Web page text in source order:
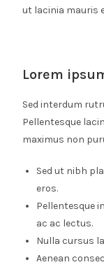
ut lacinia mauris
Lorem
Sed interdum
Pellentesque
maximus non
Sed ut nibh
eros.
Pellentesque
ac ac lectus.
Nulla cursus
Aenean